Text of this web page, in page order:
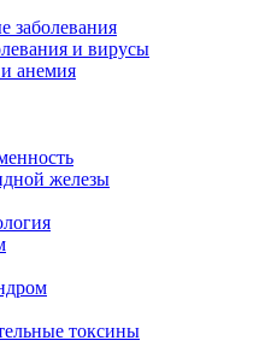
заболевания
и вирусы
анемия
железы
токсины